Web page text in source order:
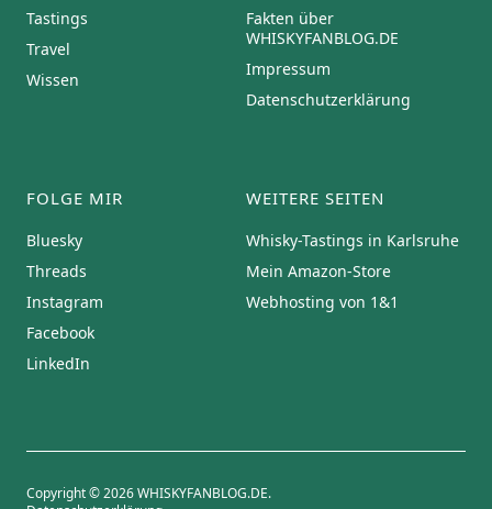
Tastings
Travel
Wissen
Fakten über
WHISKYFANBLOG.DE
Impressum
Datenschutzerklärung
FOLGE MIR
Bluesky
Threads
Instagram
Facebook
LinkedIn
WEITERE SEITEN
Whisky-Tastings in Karlsruhe
Mein Amazon-Store
Webhosting von 1&1
Copyright © 2026 WHISKYFANBLOG.DE